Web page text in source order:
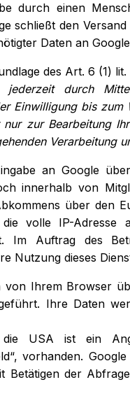
durch einen
schließt den
Daten an
des Art. 6 (1)
jederzeit durch
Einwilligung bis
zur Bearbeitung
Verarbeitung
an Google
innerhalb von
über den
volle IP-
Im Auftrag des
Nutzung dieses
von Ihrem Browser
Ihre Daten
USA ist ein
vorhanden.
Betätigen der